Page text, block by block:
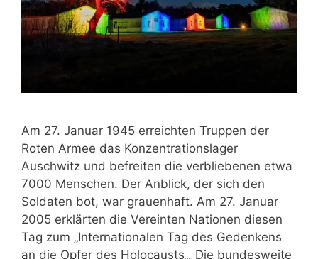
Am 27. Januar 1945 erreichten Truppen der
Roten Armee das Konzentrationslager
Auschwitz und befreiten die verbliebenen etwa
7000 Menschen. Der Anblick, der sich den
Soldaten bot, war grauenhaft. Am 27. Januar
2005 erklärten die Vereinten Nationen diesen
Tag zum „Internationalen Tag des Gedenkens
an die Opfer des Holocausts„. Die bundesweite